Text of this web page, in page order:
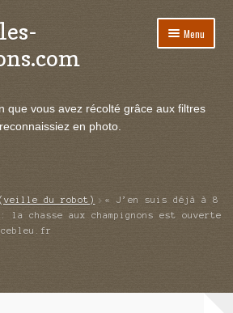
Menu
le
menu
enfant
Ouvrir
le
que vous avez récolté grâce aux filtres
en photo.
(veille du robot)
« J’en suis déjà à 8
chasse aux champignons est ouverte